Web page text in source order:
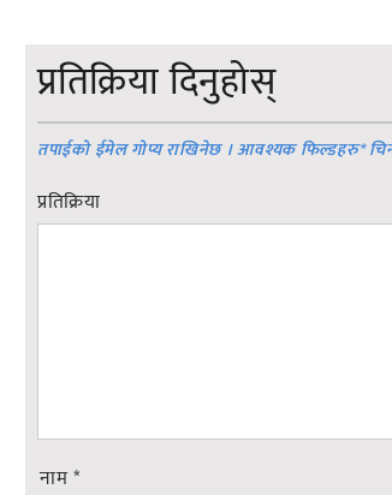
प्रतिक्रिया दिनुहोस्
तपाईको ईमेल गोप्य राखिनेछ । आवश्यक फिल्डहरु*
प्रतिक्रिया
नाम*